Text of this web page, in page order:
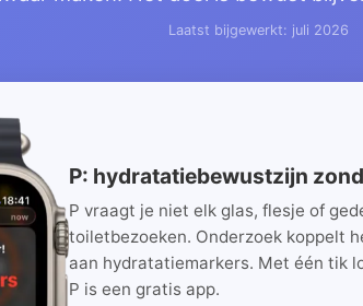
Laatst bijgewerkt: juli 2026
P: hydratatiebewustzijn
P vraagt je niet elk glas, flesje of
toiletbezoeken. Onderzoek koppelt
aan hydratatiemarkers. Met één tik
P is een gratis app.